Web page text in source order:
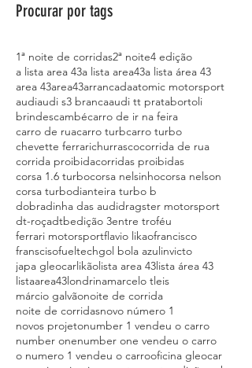
Procurar por tags
1ª noite de corridas2ª noite4 edição
a lista area 43a lista area43a lista área 43
area 43area43arrancadaatomic motorsport
audiaudi s3 brancaaudi tt pratabortoli
brindescambécarro de ir na feira
carro de ruacarro turbcarro turbo
chevette ferrarichurrascocorrida de rua
corrida proibidacorridas proibidas
corsa 1.6 turbocorsa nelsinhocorsa nelson
corsa turbodianteira turbo b
dobradinha das audidragster motorsport
dt-roçadtbedição 3entre troféu
ferrari motorsportflavio likaofrancisco
franscisofueltechgol bola azulinvicto
japa gleocarlikãolista area 43lista área 43
listaarea43londrinamarcelo tleis
márcio galvãonoite de corrida
noite de corridasnovo número 1
novos projetonumber 1 vendeu o carro
number onenumber one vendeu o carro
o numero 1 vendeu o carrooficina gleocar